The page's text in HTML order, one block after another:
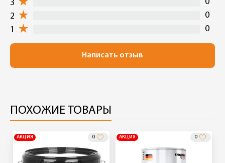
3
2
0
1
0
Написать отзыв
ПОХОЖИЕ ТОВАРЫ
АКЦИЯ 0 АКЦИЯ 0